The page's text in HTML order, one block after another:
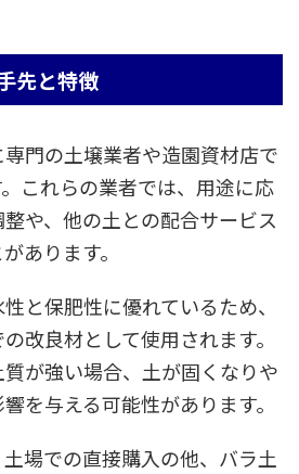
先と特徴
門の土壌業者や造園資材店で
これらの業者では、用途に応
や、他の土との配合サービス
あります。
と保肥性に優れているため、
改良材として使用されます。
が強い場合、土が固くなりや
を与える可能性があります。
場での直接購入の他、バラ土